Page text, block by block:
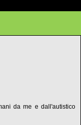
da me e dall'autistico